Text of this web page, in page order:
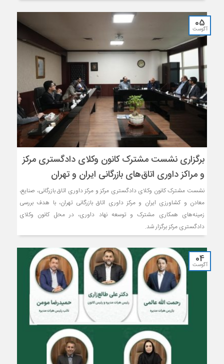
05
آگوست
برگزاری نشست مشترک کانون وکلای دادگستری مرکز
و مراکز داوری اتاق‌های بازرگانی ایران و تهران
نشست مشترک کانون وکلای دادگستری مرکز و مرکز داوری اتاق بازرگانی، صنایع،
معادن و کشاورزی ایران و مرکز داوری اتاق بازرگانی تهران، با هدف بررسی
زمینه‌های همکاری مشترک و توسعه نهاد داوری، در محل کانون وکلای
دادگستری مرکز برگزار شد.
04
آگوست